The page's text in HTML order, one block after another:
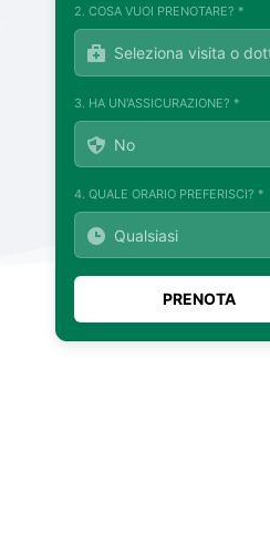
2. COSA VUOI PRENOTARE? *
3. HA UN'ASSICURAZIONE? *
4. QUALE ORARIO PREFERISCI? *